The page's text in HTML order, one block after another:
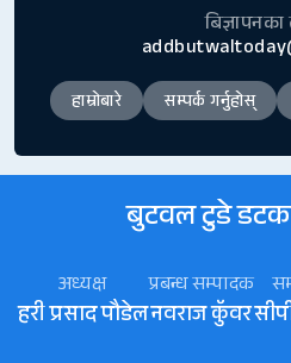
हाम्रोबारे सम्पर्क गर्नुहोस्
बुटवल टुडे
अध्यक्ष
हरी प्रसाद पौडेल
प्रबन्ध सम्पादक
नवराज कॅुवर